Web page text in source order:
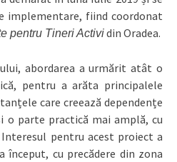
implementare, fiind coordonat
pentru Tineri Actividin Oradea.
abordarea a urmărit atât o
pentru a arăta principalele
care creează dependențe
o parte practică mai amplă, cu
pentru acest proiect a
cu precădere din zona